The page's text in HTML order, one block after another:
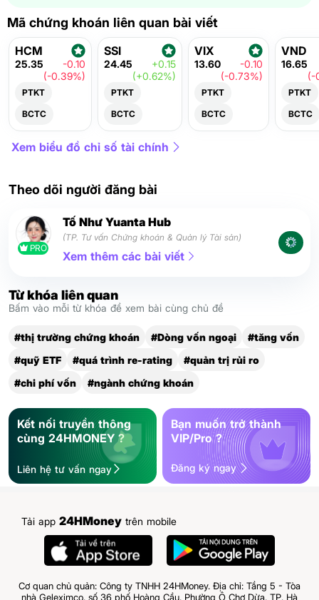
Mã chứng khoán liên quan bài viết
HCM
25.35
-0.10
(-0.39%)
PTKT
BCTC
SSI
24.45
+0.15
(+0.62%)
PTKT
BCTC
VIX
13.60
-0.10
(-0.73%)
PTKT
BCTC
VND
16.65
(-
PTKT
BCTC
Xem biểu đồ chỉ số tài chính
Theo dõi người đăng bài
PRO
Tố Như Yuanta Hub
(TP. Tư vấn Chứng khoán & Quản lý Tài sản)
Xem thêm các bài viết
Từ khóa liên quan
Bấm vào mỗi từ khóa để xem bài cùng chủ đề
#thị trường chứng khoán #Dòng vốn ngoại
#tăng vốn
#quỹ ETF
#quá trình re-rating
#quản trị rủi ro
#chi phí vốn
#ngành chứng khoán
Kết nối truyền thông
cùng 24HMONEY ?
Liên hệ tư vấn ngay
Bạn muốn trở thành
VIP/Pro ?
Đăng ký ngay
Tải app 24HMoney trên mobile
Cơ quan chủ quản: Công ty TNHH 24HMoney. Địa chỉ: Tầng 5 - Tòa
nhà Geleximco, số 36 phố Hoàng Cầu, Phường Ô Chợ Dừa, TP. Hà